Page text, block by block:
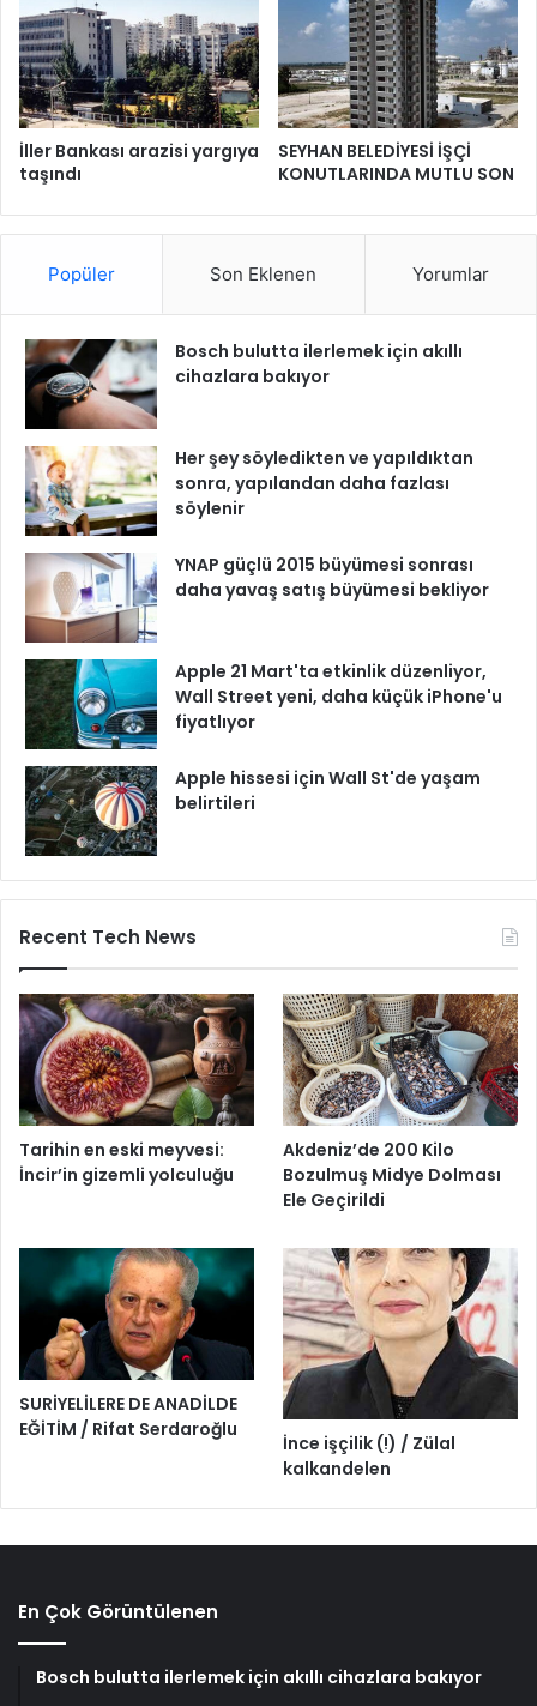
İller Bankası arazisi yargıya
taşındı
SEYHAN BELEDİYESİ İŞÇİ
KONUTLARINDA MUTLU SON
Popüler Son Eklenen Yorumlar
Bosch bulutta ilerlemek için akıllı
cihazlara bakıyor
Her şey söyledikten ve yapıldıktan
sonra, yapılandan daha fazlası
söylenir
YNAP güçlü 2015 büyümesi sonrası
daha yavaş satış büyümesi bekliyor
Apple 21 Mart'ta etkinlik düzenliyor,
Wall Street yeni, daha küçük iPhone'u
fiyatlıyor
Apple hissesi için Wall St'de yaşam
belirtileri
Recent Tech News
Tarihin en eski meyvesi:
İncir’in gizemli yolculuğu
Akdeniz’de 200 Kilo
Bozulmuş Midye Dolması
Ele Geçirildi
SURİYELİLERE DE ANADİLDE
EĞİTİM / Rifat Serdaroğlu
İnce işçilik (!) / Zülal
kalkandelen
En Çok Görüntülenen
Bosch bulutta ilerlemek için akıllı cihazlara bakıyor